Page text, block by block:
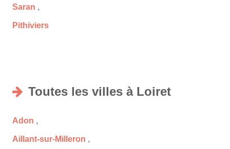
Saran ,
Pithiviers
Toutes les villes à Loiret
Adon ,
Aillant-sur-Milleron ,